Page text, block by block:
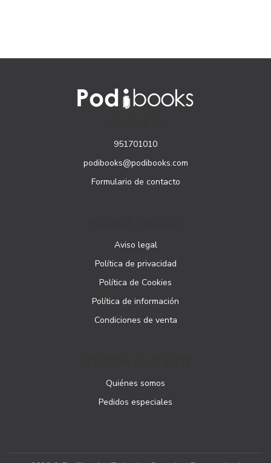
951701010
podibooks@podibooks.com
Formulario de contacto
Aviso legal
Política de privacidad
Política de Cookies
Política de información
Condiciones de venta
Quiénes somos
Pedidos especiales